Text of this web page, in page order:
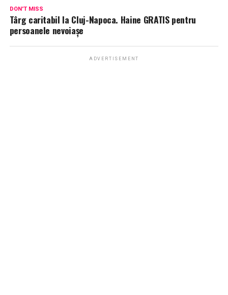
DON'T MISS
Târg caritabil la Cluj-Napoca. Haine GRATIS pentru
persoanele nevoiașe
ADVERTISEMENT